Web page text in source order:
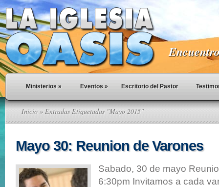
Ministerios » Eventos » Escritorio del Pastor
Inicio » Entradas Etiquetadas "Mayo 2015"
Mayo 30: Reunion de Varones
Sabado, 30 de mayo
6:30pm Invitamos a cada